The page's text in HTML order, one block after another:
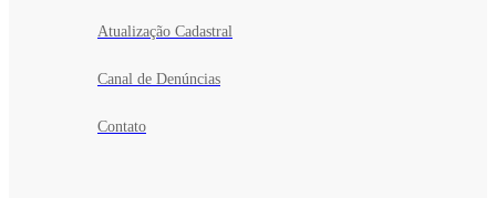
Atualização Cadastral
Canal de Denúncias
Contato